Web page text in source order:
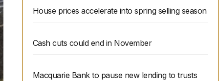
House prices accelerate into spring selling season
Cash cuts could end in November
Macquarie Bank to pause new lending to trusts